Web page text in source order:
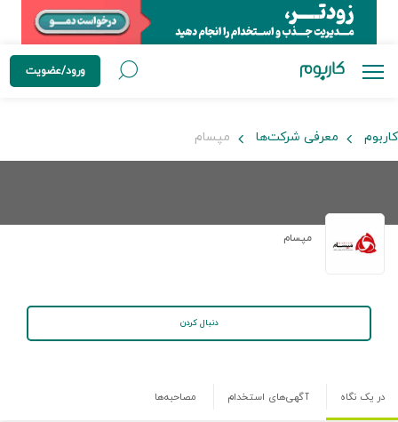
ورود/عضویت
کاربوم معرفی شرکت‌ها مپسام
مپسام
دنبال کردن
در یک نگاه آگهی‌های استخدام مصاحبه‌ها